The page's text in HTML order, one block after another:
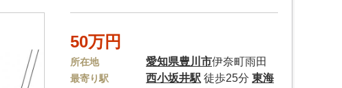
50万円
所在地 愛知県豊川市伊奈町雨田
最寄り駅 西小坂井駅 徒歩25分東海